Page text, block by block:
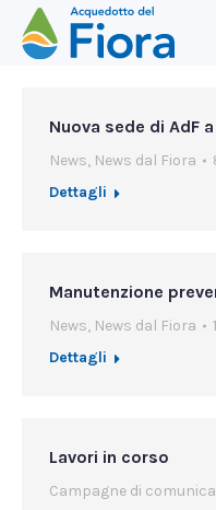
Nuova sede di AdF
News, News dal Fiora
Dettagli
Manutenzione
News, News dal Fiora
Dettagli
Lavori in corso
Campagne di